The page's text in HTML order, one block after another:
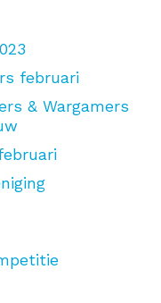
februari
& Wargamers